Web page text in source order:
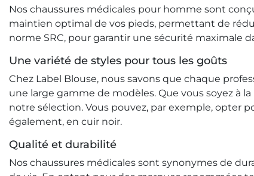
Nos chaussures médicales pour homme sont
maintien optimal de vos pieds, permettant de
norme SRC, pour garantir une sécurité maximale
Une variété de styles pour tous les goûts
Chez Label Blouse, nous savons que chaque
une large gamme de modèles. Que vous soyez à
notre sélection. Vous pouvez, par exemple, opter
également, en cuir noir.
Qualité et durabilité
Nos chaussures médicales sont synonymes de